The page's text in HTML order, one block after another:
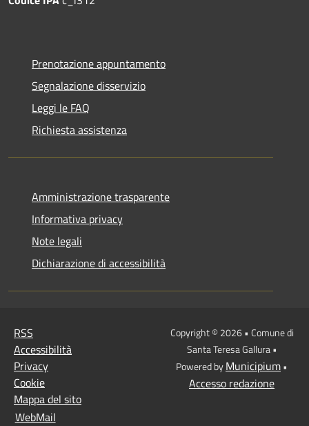
Prenotazione appuntamento
Segnalazione disservizio
Leggi le FAQ
Richiesta assistenza
Amministrazione trasparente
Informativa privacy
Note legali
Dichiarazione di accessibilità
RSS
Accessibilità
Privacy
Cookie
Mappa del sito
WebMail
Copyright © 2026 • Comune di
Santa Teresa Gallura •
Powered byMunicipium•
Accesso redazione